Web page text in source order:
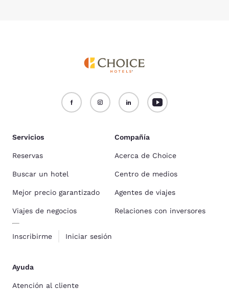
Servicios
Reservas
Buscar un hotel
Mejor precio garantizado
Viajes de negocios
Inscribirme Iniciar sesión
Compañía
Acerca de Choice
Centro de medios
Agentes de viajes
Relaciones con inversores
Ayuda
Atención al cliente